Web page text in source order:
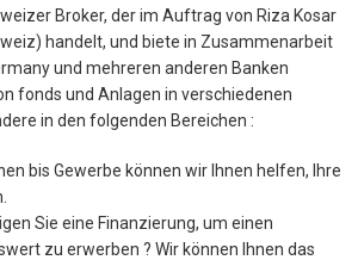
Broker, der im Auftrag von Riza Kosar
handelt, und biete in Zusammenarbeit
und mehreren anderen Banken
fonds und Anlagen in verschiedenen
in den folgenden Bereichen :
bis Gewerbe können wir Ihnen helfen, Ihre
Sie eine Finanzierung, um einen
zu erwerben ? Wir können Ihnen das